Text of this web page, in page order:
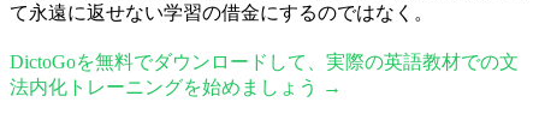
て永遠に返せない学習の借金にするのではなく。
DictoGoを無料でダウンロードして、実際の英語教材での文
法内化トレーニングを始めましょう →